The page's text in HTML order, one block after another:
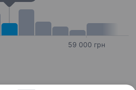
59 000 грн